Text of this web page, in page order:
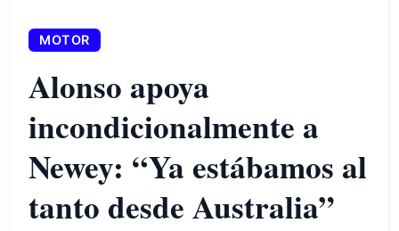
MOTOR
Alonso apoya
incondicionalmente a
Newey: “Ya estábamos al
tanto desde Australia”